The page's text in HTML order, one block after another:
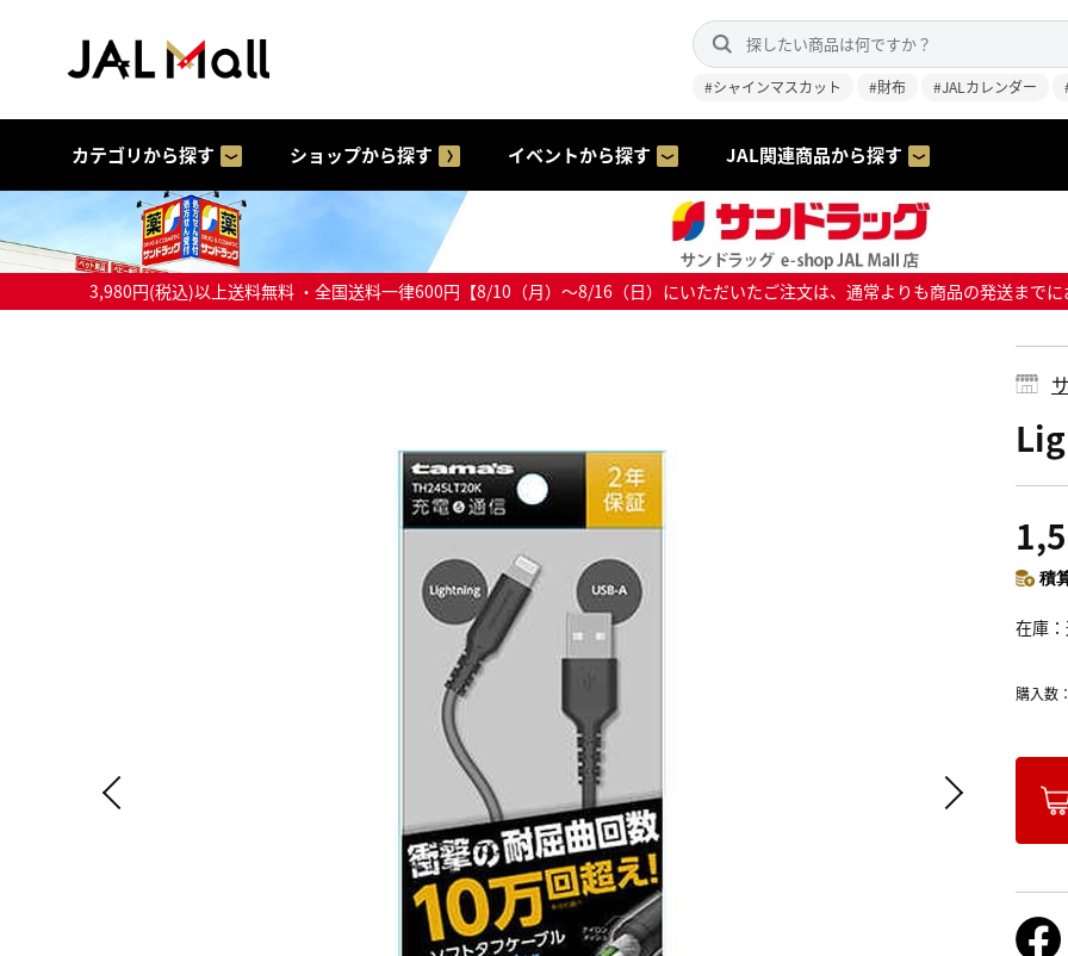
#シャインマスカット #財布 #JALカレンダー
カテゴリから探す ショップから探す イベントから探す JAL関連商品から探す
3,980円(税込)以上送料無料 ・全国送料一律600円【8/10（月）～8/16（日）にいただいたご注文は、通常よりも商品の発送まで
積
在庫
購入数